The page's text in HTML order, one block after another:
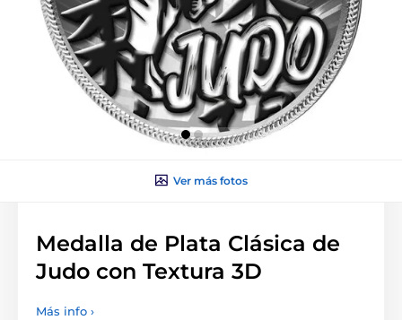
Ver más fotos
Medalla de Plata Clásica de
Judo con Textura 3D
Más info ›